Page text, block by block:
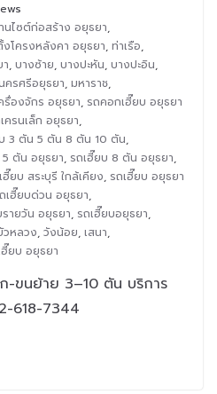
นไซต์ก่อสร้าง อยุธยา,
โครงหลังคา อยุธยา, ท่าเรือ,
, บางซ้าย, บางปะหัน, บางปะอิน,
ครศรีอยุธยา, มหาราช,
รื่องจักร อยุธยา, รถคอกเฮี๊ยบ อยุธยา
ครนเล็ก อยุธยา,
3 ตัน 5 ตัน 8 ตัน 10 ตัน,
5 ตัน อยุธยา, รถเฮี๊ยบ 8 ตัน อยุธยา,
ฮี๊ยบ สระบุรี ใกล้เคียง, รถเฮี๊ยบ อยุธยา
เฮี๊ยบด่วน อยุธยา,
รายวัน อยุธยา, รถเฮี๊ยบอยุธยา,
วหลวง, วังน้อย, เสนา,
ฮี๊ยบ อยุธยา
-ขนย้าย 3–10 ตัน บริการ
618-7344